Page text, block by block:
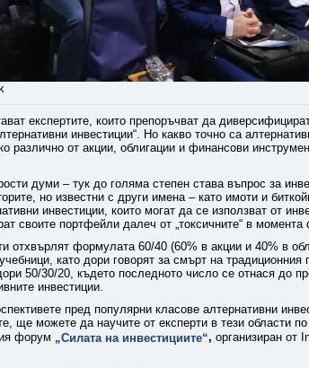
експертите, които препоръчват да
инвестиции“. Но какво точно са
различно от акции, облигации и финансови
думи – тук до голяма степен става въпрос за
но известни с други имена – като имоти и
инвестиции, които могат да се използват от
своите портфейли далеч от „токсичните“ в момента
отхвърлят формулата 60/40 (60% в акции и 40% в
като дори говорят за смърт на
50/30/20, където последното число се отнася до
инвестиции.
пред популярни класове алтернативни
ще можете да научите от експерти в тези области
форум „Силата на инвестициите“, организиран от